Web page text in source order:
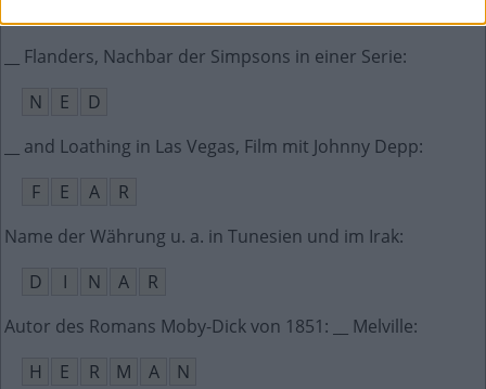
__ Flanders, Nachbar der Simpsons in einer Serie:
N
E
D
__ and Loathing in Las Vegas, Film mit Johnny Depp:
F
E A
R
Name der Währung u. a. in Tunesien und im Irak:
D
I N A
R
Autor des Romans Moby-Dick von 1851: __ Melville:
H
E R M A
N